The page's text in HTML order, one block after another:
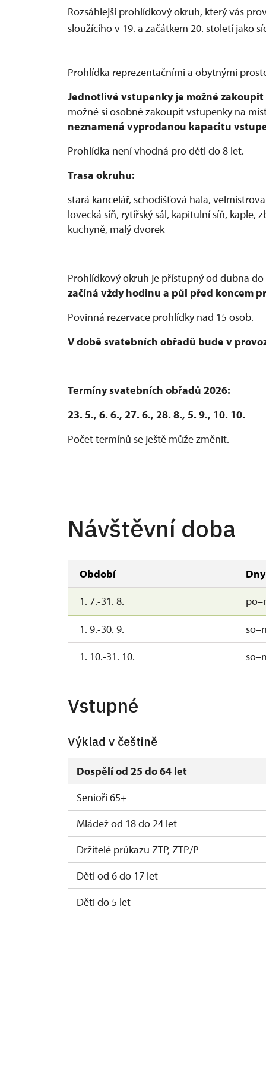
Rozsáhlejší prohlídkový okruh, který vás
sloužícího v 19. a začátkem 20. století jako
Prohlídka reprezentačními a obytnými
Jednotlivé vstupenky je možné
možné si osobně zakoupit vstupenky na
neznamená vyprodanou kapacitu
Prohlídka není vhodná pro děti do 8 let.
Trasa okruhu:
stará kancelář, schodišťová hala,
lovecká síň, rytířský sál, kapitulní síň, kaple,
kuchyně, malý dvorek
Prohlídkový okruh je přístupný od dubna
začíná vždy hodinu a půl před koncem
Povinná rezervace prohlídky nad 15 osob.
V době svatebních obřadů bude v
Termíny svatebních obřadů 2026:
23. 5., 6. 6., 27. 6., 28. 8., 5. 9., 10. 10.
Počet termínů se ještě může změnit.
Návštěvní doba
Období Dny
1. 7.-31. 8.
1. 9.-30. 9.
1. 10.-31. 10.
Vstupné
Výklad v češtině
Dospělí od 25 do 64 let
Senioři 65+
Mládež od 18 do 24 let
Držitelé průkazu ZTP, ZTP/P
Děti od 6 do 17 let
Děti do 5 let